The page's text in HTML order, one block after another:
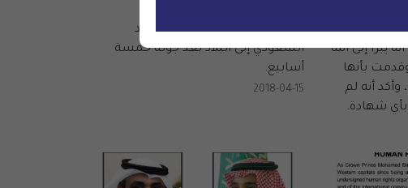
الناشط
يبرأ إلى الله
بأنها
أنه لم
شهادة.
عاد نهاية هذا الأسبوع ولي العهد
السعودي إلى البلاد بعد جولة خمسة
أسابيع.
2018-04-15